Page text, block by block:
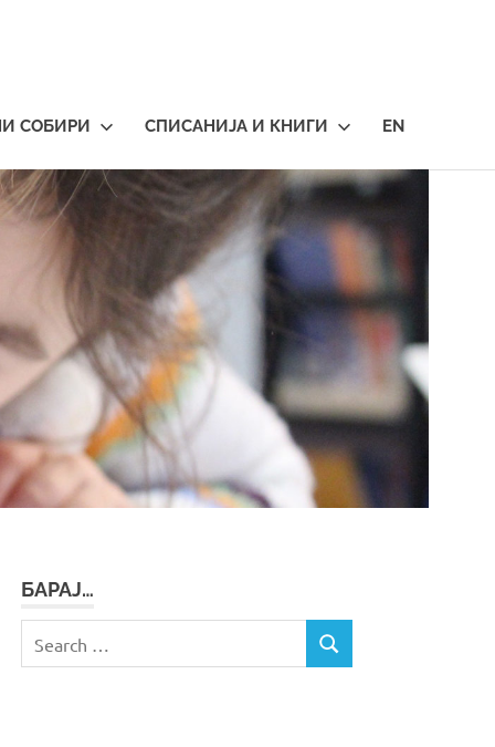
СОБИРИ СПИСАНИЈА И КНИГИ EN
БАРАЈ…
for:
SEARCH